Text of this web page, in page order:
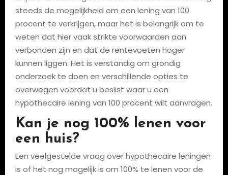
steeds de mogelijkheid om een lening van 100
procent te verkrijgen, maar het is belangrijk om te
weten dat hier vaak strikte voorwaarden aan
verbonden zijn en dat de rentevoeten hoger
kunnen liggen. Het is verstandig om grondig
onderzoek te doen en verschillende opties te
overwegen voordat u beslist waar u een
hypothecaire lening van 100 procent wilt aanvragen.
Kan je nog 100% lenen voor
een huis?
Een veelgestelde vraag over hypothecaire leningen
is of het nog mogelijk is om 100% te lenen voor de